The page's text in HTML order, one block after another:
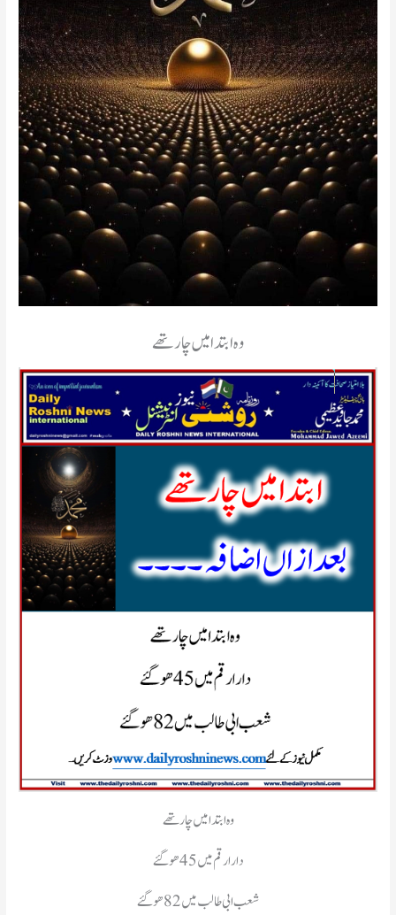
وه ابتدا میں چار تھے
وه ابتدا میں چار تھے
دارارقم میں 45 ھو گئے
شعب ابی طالب میں 82 هو گئے